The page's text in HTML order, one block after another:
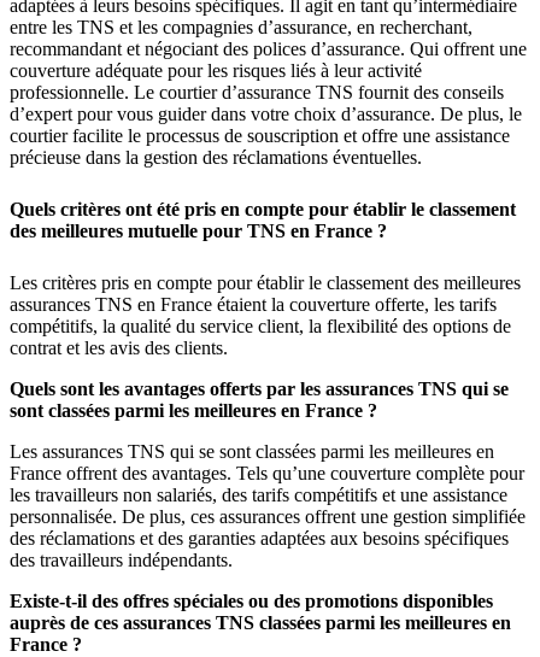
adaptées à leurs besoins spécifiques. Il agit en tant qu’intermédiaire
entre les TNS et les compagnies d’assurance, en recherchant,
recommandant et négociant des polices d’assurance. Qui offrent une
couverture adéquate pour les risques liés à leur activité
professionnelle. Le courtier d’assurance TNS fournit des conseils
d’expert pour vous guider dans votre choix d’assurance. De plus, le
courtier facilite le processus de souscription et offre une assistance
précieuse dans la gestion des réclamations éventuelles.
Quels critères ont été pris en compte pour établir le classement
des meilleures mutuelle pour TNS en France ?
Les critères pris en compte pour établir le classement des meilleures
assurances TNS en France étaient la couverture offerte, les tarifs
compétitifs, la qualité du service client, la flexibilité des options de
contrat et les avis des clients.
Quels sont les avantages offerts par les assurances TNS qui se
sont classées parmi les meilleures en France ?
Les assurances TNS qui se sont classées parmi les meilleures en
France offrent des avantages. Tels qu’une couverture complète pour
les travailleurs non salariés, des tarifs compétitifs et une assistance
personnalisée. De plus, ces assurances offrent une gestion simplifiée
des réclamations et des garanties adaptées aux besoins spécifiques
des travailleurs indépendants.
Existe-t-il des offres spéciales ou des promotions disponibles
auprès de ces assurances TNS classées parmi les meilleures en
France ?